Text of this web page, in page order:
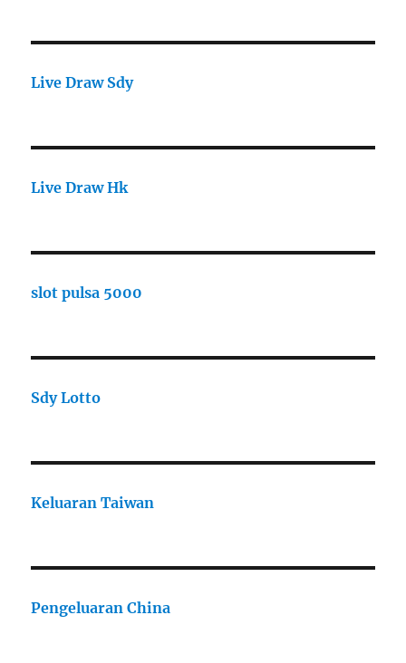
Live Draw Sdy
Live Draw Hk
slot pulsa 5000
Sdy Lotto
Keluaran Taiwan
Pengeluaran China